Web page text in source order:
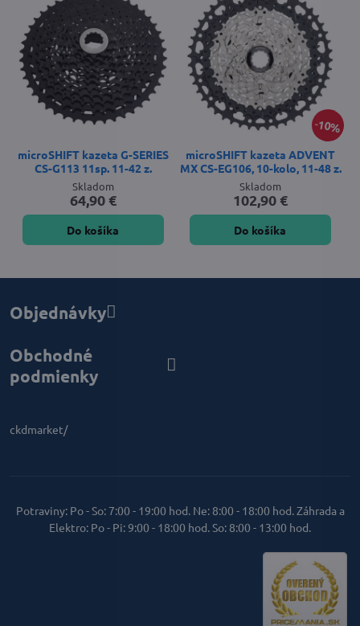
microSHIFT kazeta G-SERIES
CS-G113 11sp. 11-42 z.
Skladom
64,90 €
Do košíka
10%
microSHIFT kazeta ADVENT
MX CS-EG106, 10-kolo, 11-48 z.
Skladom
102,90 €
Do košíka
Objednávky
Obchodné
podmienky
ckdmarket/
Potraviny: Po - So: 7:00 - 19:00 hod. Ne: 8:00 - 18:00 hod. Záhrada a
Elektro: Po - Pi: 9:00 - 18:00 hod. So: 8:00 - 13:00 hod.